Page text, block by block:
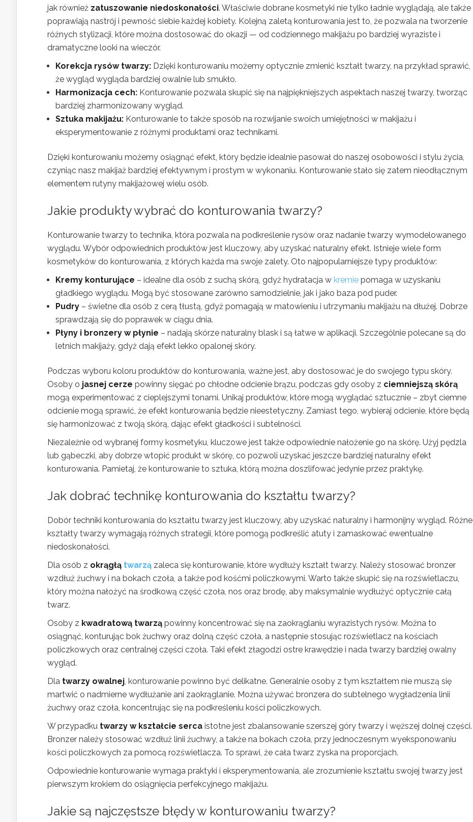
jak również zatuszowanie niedoskonałości. Właściwie dobrane kosmetyki nie tylko ładnie wyglądają, ale także
poprawiają nastrój i pewność siebie każdej kobiety. Kolejną zaletą konturowania jest to, że pozwala na tworzenie
różnych stylizacji, które można dostosować do okazji — od codziennego makijażu po bardziej wyraziste i
dramatyczne looki na wieczór.
Korekcja rysów twarzy: Dzięki konturowaniu możemy optycznie zmienić kształt twarzy, na przykład sprawić,
że wygląd wygląda bardziej owalnie lub smukło.
Harmonizacja cech: Konturowanie pozwala skupić się na najpiękniejszych aspektach naszej twarzy, tworząc
bardziej zharmonizowany wygląd.
Sztuka makijażu: Konturowanie to także sposób na rozwijanie swoich umiejętności w makijażu i
eksperymentowanie z różnymi produktami oraz technikami.
Dzięki konturowaniu możemy osiągnąć efekt, który będzie idealnie pasował do naszej osobowości i stylu życia,
czyniąc nasz makijaż bardziej efektywnym i prostym w wykonaniu. Konturowanie stało się zatem nieodłącznym
elementem rutyny makijażowej wielu osób.
Jakie produkty wybrać do konturowania twarzy?
Konturowanie twarzy to technika, która pozwala na podkreślenie rysów oraz nadanie twarzy wymodelowanego
wyglądu. Wybór odpowiednich produktów jest kluczowy, aby uzyskać naturalny efekt. Istnieje wiele form
kosmetyków do konturowania, z których każda ma swoje zalety. Oto najpopularniejsze typy produktów:
Kremy konturujące – idealne dla osób z suchą skórą, gdyż hydratacja w kremie pomaga w uzyskaniu
gładkiego wyglądu. Mogą być stosowane zarówno samodzielnie, jak i jako baza pod puder.
Pudry – świetne dla osób z cerą tłustą, gdyż pomagają w matowieniu i utrzymaniu makijażu na dłużej. Dobrze
sprawdzają się do poprawek w ciągu dnia.
Płyny i bronzery w płynie – nadają skórze naturalny blask i są łatwe w aplikacji. Szczególnie polecane są do
letnich makijaży, gdyż dają efekt lekko opalonej skóry.
Podczas wyboru koloru produktów do konturowania, ważne jest, aby dostosować je do swojego typu skóry.
Osoby o jasnej cerze powinny sięgać po chłodne odcienie brązu, podczas gdy osoby z ciemniejszą skórą
mogą experimentować z cieplejszymi tonami. Unikaj produktów, które mogą wyglądać sztucznie – zbyt ciemne
odcienie mogą sprawić, że efekt konturowania będzie nieestetyczny. Zamiast tego, wybieraj odcienie, które będą
się harmonizować z twoją skórą, dając efekt gładkości i subtelności.
Niezależnie od wybranej formy kosmetyku, kluczowe jest także odpowiednie nałożenie go na skórę. Użyj pędzla
lub gąbeczki, aby dobrze wtopić produkt w skórę, co pozwoli uzyskać jeszcze bardziej naturalny efekt
konturowania. Pamietaj, że konturowanie to sztuka, którą można doszlifować jedynie przez praktykę.
Jak dobrać technikę konturowania do kształtu twarzy?
Dobór techniki konturowania do kształtu twarzy jest kluczowy, aby uzyskać naturalny i harmonijny wygląd. Różne
kształty twarzy wymagają różnych strategii, które pomogą podkreślić atuty i zamaskować ewentualne
niedoskonałości.
Dla osób z okrągłą twarzą zaleca się konturowanie, które wydłuży kształt twarzy. Należy stosować bronzer
wzdłuż żuchwy i na bokach czoła, a także pod kośćmi policzkowymi. Warto także skupić się na rozświetlaczu,
który można nałożyć na środkową część czoła, nos oraz brodę, aby maksymalnie wydłużyć optycznie całą
twarz.
Osoby z kwadratową twarzą powinny koncentrować się na zaokrąglaniu wyrazistych rysów. Można to
osiągnąć, konturując bok żuchwy oraz dolną część czoła, a następnie stosując rozświetlacz na kościach
policzkowych oraz centralnej części czoła. Taki efekt złagodzi ostre krawędzie i nada twarzy bardziej owalny
wygląd.
Dla twarzy owalnej, konturowanie powinno być delikatne. Generalnie osoby z tym kształtem nie muszą się
martwić o nadmierne wydłużanie ani zaokrąglanie. Można używać bronzera do subtelnego wygładzenia linii
żuchwy oraz czoła, koncentrując się na podkreśleniu kości policzkowych.
W przypadku twarzy w kształcie serca istotne jest zbalansowanie szerszej góry twarzy i węższej dolnej części.
Bronzer należy stosować wzdłuż linii żuchwy, a także na bokach czoła, przy jednoczesnym wyeksponowaniu
kości policzkowych za pomocą rozświetlacza. To sprawi, że cała twarz zyska na proporcjach.
Odpowiednie konturowanie wymaga praktyki i eksperymentowania, ale zrozumienie kształtu swojej twarzy jest
pierwszym krokiem do osiągnięcia perfekcyjnego makijażu.
Jakie są najczęstsze błędy w konturowaniu twarzy?